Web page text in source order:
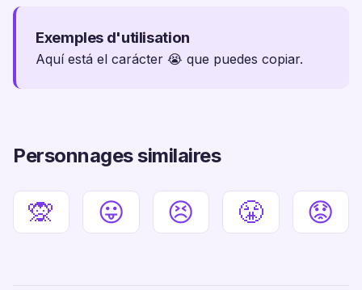
Exemples d'utilisation
Aquí está el carácter 😭 que puedes copiar.
Personnages similaires
🙊 😛 😣 😤 😟